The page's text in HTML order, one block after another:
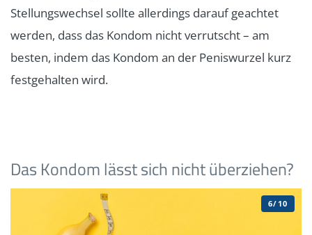
Stellungswechsel sollte allerdings darauf geachtet
werden, dass das Kondom nicht verrutscht – am
besten, indem das Kondom an der Peniswurzel kurz
festgehalten wird.
Das Kondom lässt sich nicht überziehen?
6/10